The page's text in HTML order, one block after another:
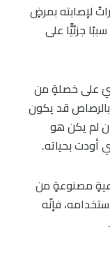
لإصابته بمرضٍ
جزئيًّا على
على خصلةٍ من
التسمم بالرصاص قد يكون
لم يكن هو
أودت بحياته.
مصنوعةٍ من
فإنّه